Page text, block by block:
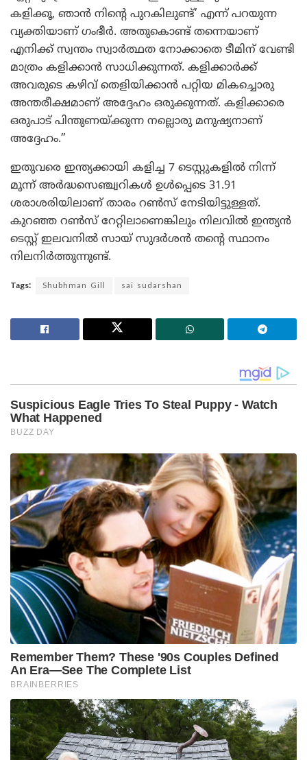
കളിക്കൂ, ഞാൻ നിന്റെ പുറകിലുണ്ട്’ എന്ന് പറയുന്ന
വ്യക്തിയാണ് ഗംഭീർ. അതുകൊണ്ട് തന്നെയാണ്
എനിക്ക് സ്വന്തം സ്വാർത്ഥത നോക്കാതെ ടീമിന് വേണ്ടി
മാത്രം കളിക്കാൻ സാധിക്കുന്നത്. കളിക്കാർക്ക്
അവരുടെ കഴിവ് തെളിയിക്കാൻ പറ്റിയ മികച്ചൊരു
അന്തരീക്ഷമാണ് അദ്ദേഹം ഒരുക്കുന്നത്. കളിക്കാരെ
ഒരുപാട് പിന്തുണയ്ക്കുന്ന നല്ലൊരു മനുഷ്യനാണ്
അദ്ദേഹം.”
ഇതുവരെ ഇന്ത്യക്കായി കളിച്ച 7 ടെസ്റ്റുകളിൽ നിന്ന്
മൂന്ന് അർദ്ധസെഞ്ച്വറികൾ ഉൾപ്പെടെ 31.91
ശരാശരിയിലാണ് താരം റൺസ് നേടിയിട്ടുള്ളത്.
കുറഞ്ഞ റൺസ് റേറ്റിലാണെങ്കിലും നിലവിൽ ഇന്ത്യൻ
ടെസ്റ്റ് ഇലവനിൽ സായ് സുദർശൻ തന്റെ സ്ഥാനം
നിലനിർത്തുന്നുണ്ട്.
Tags: Shubhman Gill sai sudarshan